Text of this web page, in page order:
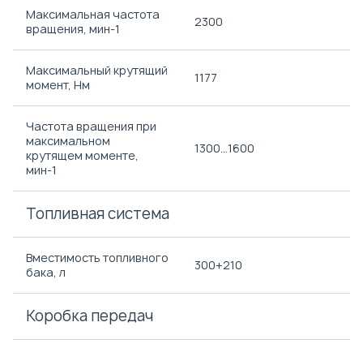
Максимальная частота
вращения, мин-1
2300
Максимальный крутящий
момент, Нм
1177
Частота вращения при
максимальном
крутящем моменте,
мин-1
1300...1600
Топливная система
Вместимость топливного
бака, л
300+210
Коробка передач